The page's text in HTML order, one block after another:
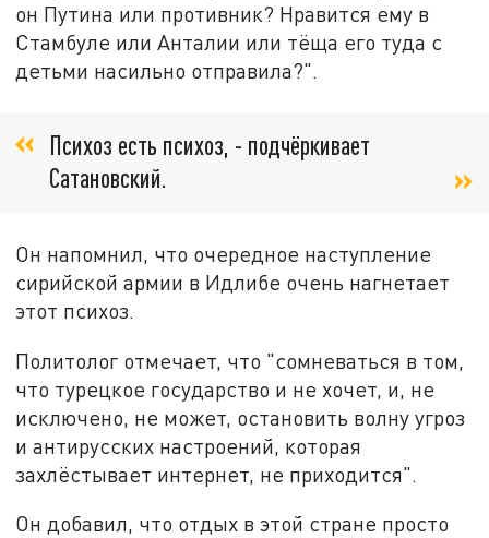
он Путина или противник? Нравится ему в
Стамбуле или Анталии или тёща его туда с
детьми насильно отправила?".
Психоз есть психоз, - подчёркивает
Сатановский.
Он напомнил, что очередное наступление
сирийской армии в Идлибе очень нагнетает
этот психоз.
Политолог отмечает, что "сомневаться в том,
что турецкое государство и не хочет, и, не
исключено, не может, остановить волну угроз
и антирусских настроений, которая
захлёстывает интернет, не приходится".
Он добавил, что отдых в этой стране просто